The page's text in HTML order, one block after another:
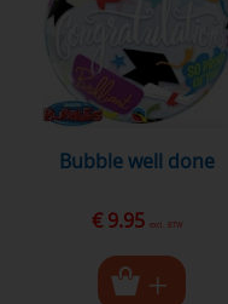
bubble well done
€ 9.95 excl. BTW